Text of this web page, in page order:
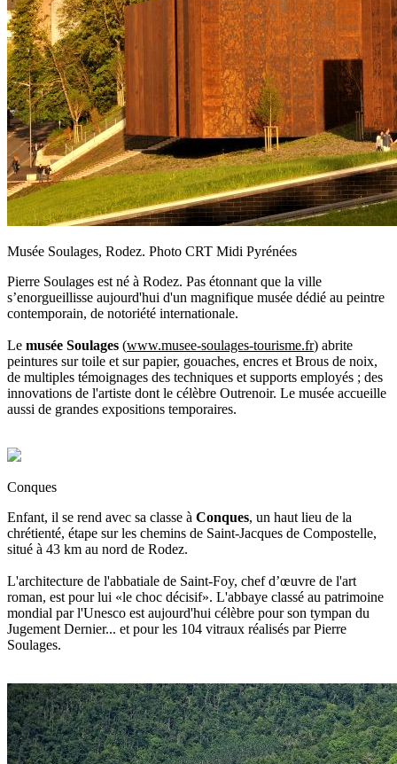
Musée Soulages, Rodez. Photo CRT Midi Pyrénées
Pierre Soulages est né à Rodez. Pas étonnant que la ville
s’enorgueillisse aujourd'hui d'un magnifique musée dédié au peintre
contemporain, de notoriété internationale.
Le musée Soulages (www.musee-soulages-tourisme.fr) abrite
peintures sur toile et sur papier, gouaches, encres et Brous de noix,
de multiples témoignages des techniques et supports employés ; des
innovations de l'artiste dont le célèbre Outrenoir. Le musée accueille
aussi de grandes expositions temporaires.
Conques
Enfant, il se rend avec sa classe à Conques, un haut lieu de la
chrétienté, étape sur les chemins de Saint-Jacques de Compostelle,
situé à 43 km au nord de Rodez.
L'architecture de l'abbatiale de Saint-Foy, chef d’œuvre de l'art
roman, est pour lui «le choc décisif». L'abbaye classé au patrimoine
mondial par l'Unesco est aujourd'hui célèbre pour son tympan du
Jugement Dernier... et pour les 104 vitraux réalisés par Pierre
Soulages.